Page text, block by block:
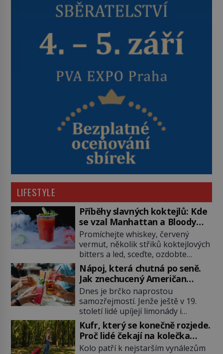
LIFESTYLE
Příběhy slavných koktejlů: Kde
se vzal Manhattan a Bloody
Mary?
Promíchejte whiskey, červený
vermut, několik střiků koktejlových
bitters a led, sceďte, ozdobte
koktejlovou třešinkou a tadá…
Manhattan je tu! A pokud to má být
skutečně on, dejte si pozor, ať
místo klasické americké rye
whiskey či klidně bourbonu
nepoužijete skotskou whisku. Co
se stane? Inu, koktejl bude stále
skvělý, ale už to nebude
Manhattan ale […]
Nápoj, která chutná po seně.
Jak znechucený Američan
vymyslel brčko
Dnes je brčko naprostou
samozřejmostí. Jenže ještě v 19.
století lidé upíjejí limonády i
koktejly dutými stébly žita nebo
žitné slámy. Fungují sice dobře,
mají ale jednu nepříjemnou
vlastnost po chvíli se rozmáčejí a
Kufr, který se konečně rozjede.
Proč lidé čekají na kolečka
téměř pět tisíc let?
Kolo patří k nejstarším vynálezům